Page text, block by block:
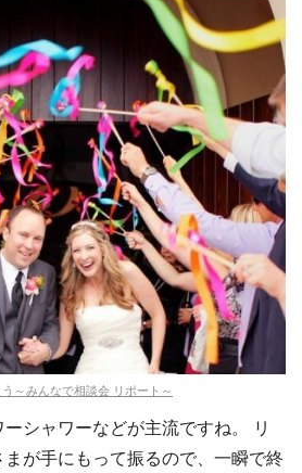
～みんなで相談会 リポート～
シャワーなどが主流ですね。 リ
が手にもって振るので、一瞬で終